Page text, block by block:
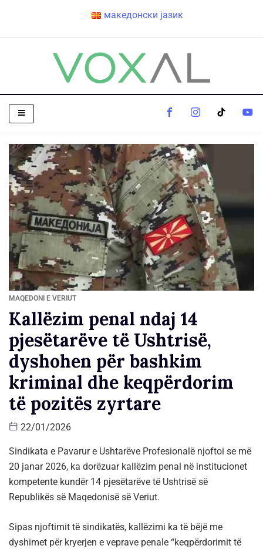
македонски јазик
MAQEDONI E VERIUT
Kallëzim penal ndaj 14
pjesëtarëve të Ushtrisë,
dyshohen për bashkim
kriminal dhe keqpërdorim
të pozitës zyrtare
22/01/2026
Sindikata e Pavarur e Ushtarëve Profesionalë njoftoi se më
20 janar 2026, ka dorëzuar kallëzim penal në institucionet
kompetente kundër 14 pjesëtarëve të Ushtrisë së
Republikës së Maqedonisë së Veriut.
Sipas njoftimit të sindikatës, kallëzimi ka të bëjë me
dyshimet për kryerjen e veprave penale “keqpërdorimit të